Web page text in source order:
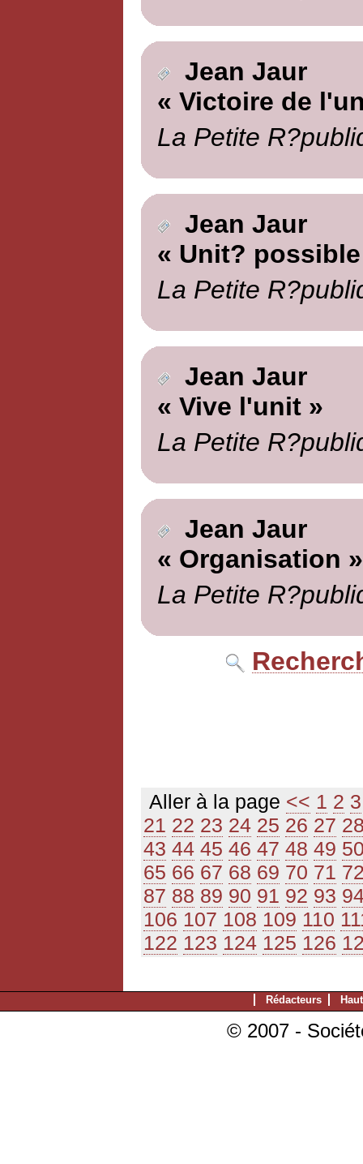
Jean Jaur
« Victoire de
La Petite
Jean Jaur
« Unit?
La Petite
Jean Jaur
« Vive l'unit »
La Petite
Jean Jaur
« Organisation »
La Petite
Aller à la page << 1 2 3
21 22 23 24 25 26 27
43 44 45 46 47 48 49
65 66 67 68 69 70 71
87 88 89 90 91 92 93
106 107 108 109 110
122 123 124 125 126
Rédacteurs
© 2007 -